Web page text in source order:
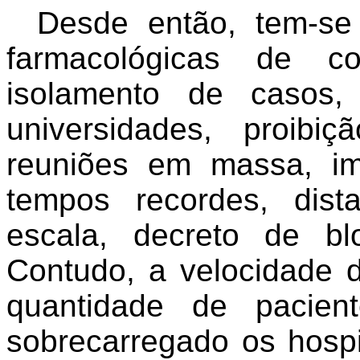
Desde então, tem-
farmacológicas de
isolamento de
universidades,
reuniões em massa,
tempos recordes,
escala, decreto de
Contudo, a velocidade
quantidade de
sobrecarregado os